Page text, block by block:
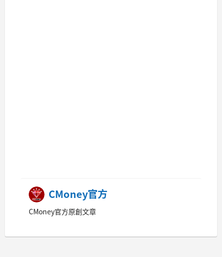
CMoney官方
CMoney官方原創文章